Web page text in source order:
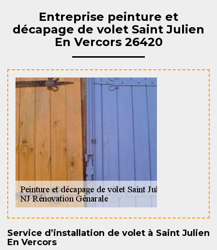
Entreprise peinture et
décapage de volet Saint Julien
En Vercors 26420
Service d’installation de volet à Saint Julien
En Vercors